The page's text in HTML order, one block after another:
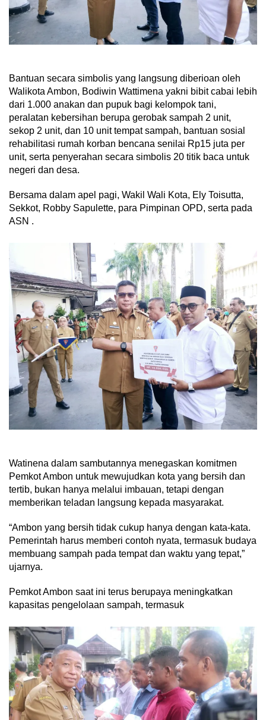
Bantuan secara simbolis yang langsung diberioan oleh
Walikota Ambon, Bodiwin Wattimena yakni bibit cabai lebih
dari 1.000 anakan dan pupuk bagi kelompok tani,
peralatan kebersihan berupa gerobak sampah 2 unit,
sekop 2 unit, dan 10 unit tempat sampah, bantuan sosial
rehabilitasi rumah korban bencana senilai Rp15 juta per
unit, serta penyerahan secara simbolis 20 titik baca untuk
negeri dan desa.
Bersama dalam apel pagi, Wakil Wali Kota, Ely Toisutta,
Sekkot, Robby Sapulette, para Pimpinan OPD, serta pada
ASN .
Watinena dalam sambutannya menegaskan komitmen
Pemkot Ambon untuk mewujudkan kota yang bersih dan
tertib, bukan hanya melalui imbauan, tetapi dengan
memberikan teladan langsung kepada masyarakat.
“Ambon yang bersih tidak cukup hanya dengan kata-kata.
Pemerintah harus memberi contoh nyata, termasuk budaya
membuang sampah pada tempat dan waktu yang tepat,”
ujarnya.
Pemkot Ambon saat ini terus berupaya meningkatkan
kapasitas pengelolaan sampah, termasuk